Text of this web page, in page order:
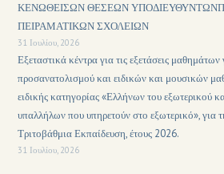
ΚΕΝΩΘΕΙΣΩΝ ΘΕΣΕΩΝ
ΠΕΙΡΑΜΑΤΙΚΩΝ ΣΧΟΛΕΙΩΝ
31 Ιουλίου, 2026
Εξεταστικά κέντρα για τις εξετάσεις
προσανατολισμού και ειδικών και μουσικών
ειδικής κατηγορίας «Ελλήνων του εξωτερικού
υπαλλήλων που υπηρετούν στο εξωτερικό», για
Τριτοβάθμια Εκπαίδευση, έτους 2026.
31 Ιουλίου, 2026